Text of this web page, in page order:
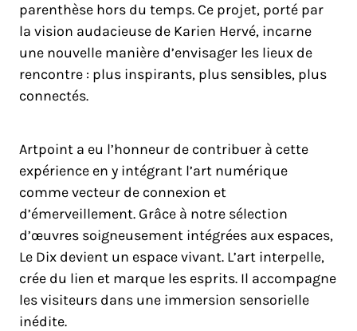
parenthèse hors du temps. Ce projet, porté par
la vision audacieuse de Karien Hervé, incarne
une nouvelle manière d’envisager les lieux de
rencontre : plus inspirants, plus sensibles, plus
connectés.
Artpoint a eu l’honneur de contribuer à cette
expérience en y intégrant l’art numérique
comme vecteur de connexion et
d’émerveillement. Grâce à notre sélection
d’œuvres soigneusement intégrées aux espaces,
Le Dix devient un espace vivant. L’art interpelle,
crée du lien et marque les esprits. Il accompagne
les visiteurs dans une immersion sensorielle
inédite.